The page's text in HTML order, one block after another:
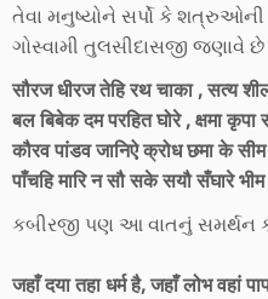
તેવા મનુષ્યોને સર્પો કે
ગોસ્વામી તુલસીદાસજી જણાવે
सौरज धीरज तेहि रथ चाका , सत्य
बल बिबेक दम परहित घोरे , क्षमा कृपा
कौरव पांडव जानिऐ क्रोध छमा के
पाँचहि मारि न सौ सके सयौ सँघारे
કબીરજી પણ આ વાતનું સમર્થન
जहाँ दया तहा धर्म है, जहाँ लोभ वहां